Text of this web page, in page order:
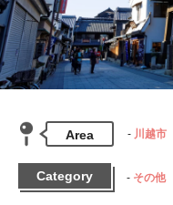
Area 川越市
Category その他